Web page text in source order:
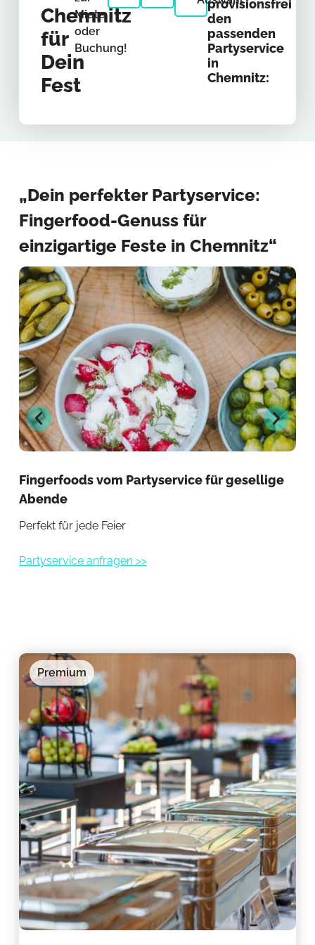
Chemnitz
für
Dein
Fest
Miete
oder
Buchung!
provisionsfrei
den
passenden
Partyservice
in
Chemnitz:
„Dein perfekter Partyservice:
Fingerfood-Genuss für
einzigartige Feste in Chemnitz“
Fingerfoods vom Partyservice für gesellige
Abende
Perfekt für jede Feier
Partyservice anfragen >>
Premium